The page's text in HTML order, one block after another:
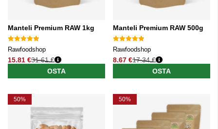
Manteli Premium RAW 1kg
Rawfoodshop
15.81 €
Normaali hinta
31.61 €
OSTA
Manteli Premium RAW 500g
Rawfoodshop
8.67 €
Normaali hinta
17.34 €
OSTA
50% 50%